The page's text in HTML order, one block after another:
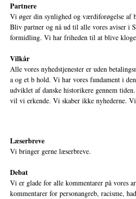
Partnere
Vi øger din synlighed og værdiforøgelse af
Bliv partner og nå ud til alle vores aviser i
formidling. Vi har friheden til at blive
Vilkår
Alle vores nyhedstjenester er uden
a og et b hold. Vi har vores fundament i
udviklet af danske historikere gennem
vil vi erkende. Vi skaber ikke nyhederne.
Læserbreve
Vi bringer gerne læserbreve.
Debat
Vi er glade for alle kommentarer på vores
kommentarer for personangreb, racisme,